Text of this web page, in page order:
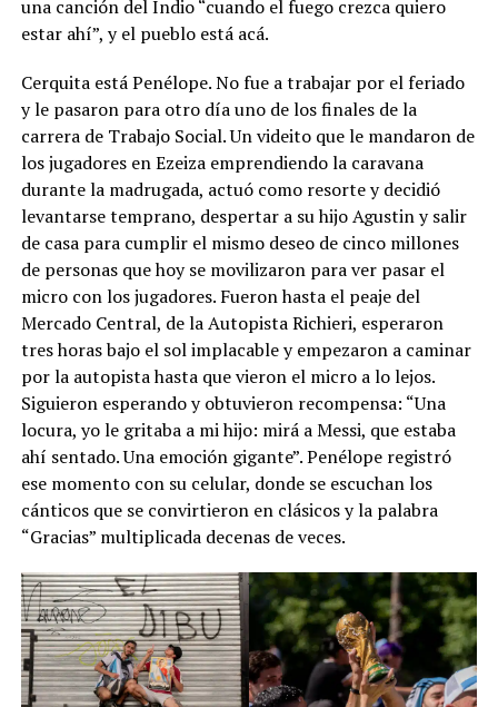
una canción del Indio “cuando el fuego crezca quiero
estar ahí”, y el pueblo está acá.
Cerquita está Penélope. No fue a trabajar por el feriado
y le pasaron para otro día uno de los finales de la
carrera de Trabajo Social. Un videito que le mandaron de
los jugadores en Ezeiza emprendiendo la caravana
durante la madrugada, actuó como resorte y decidió
levantarse temprano, despertar a su hijo Agustin y salir
de casa para cumplir el mismo deseo de cinco millones
de personas que hoy se movilizaron para ver pasar el
micro con los jugadores. Fueron hasta el peaje del
Mercado Central, de la Autopista Richieri, esperaron
tres horas bajo el sol implacable y empezaron a caminar
por la autopista hasta que vieron el micro a lo lejos.
Siguieron esperando y obtuvieron recompensa: “Una
locura, yo le gritaba a mi hijo: mirá a Messi, que estaba
ahí sentado. Una emoción gigante”. Penélope registró
ese momento con su celular, donde se escuchan los
cánticos que se convirtieron en clásicos y la palabra
“Gracias” multiplicada decenas de veces.